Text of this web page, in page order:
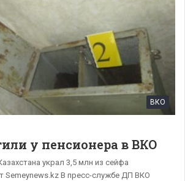
ВКО
у пенсионера в ВКО
украл 3,5 млн из сейфа
Semeynews.kz В пресс-службе ДП ВКО